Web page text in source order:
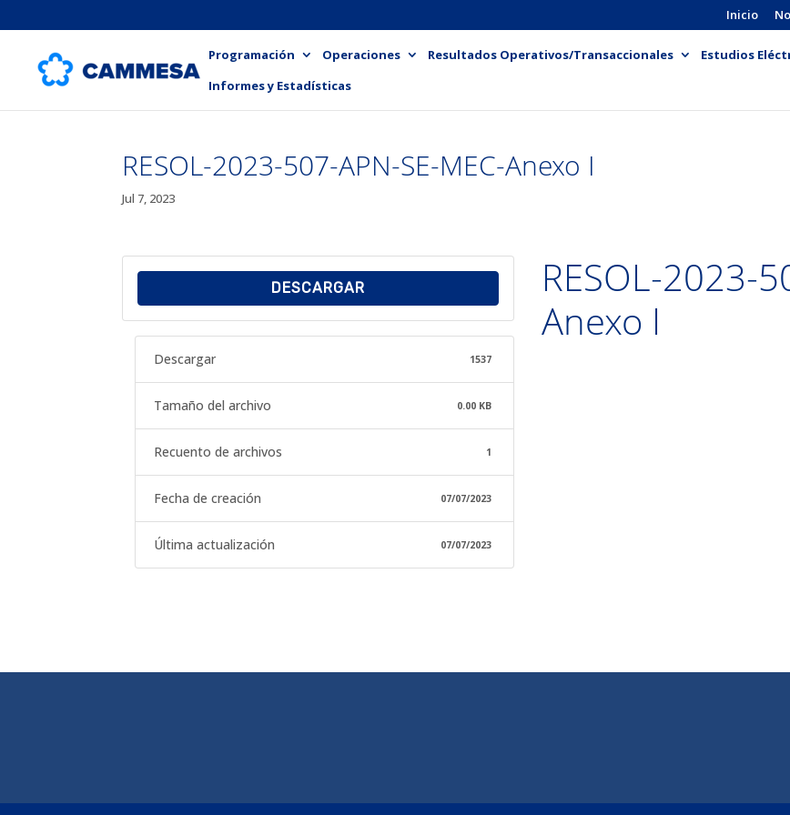
Inicio
Programación Operaciones Resultados Operativos/Transaccionales Estudios
Informes y Estadísticas
RESOL-2023-507-APN-SE-MEC-Anexo I
Jul 7, 2023
DESCARGAR
Descargar 1537
Tamaño del archivo 0.00 KB
Recuento de archivos 1
Fecha de creación 07/07/2023
Última actualización 07/07/2023
RESOL-2023-
Anexo I